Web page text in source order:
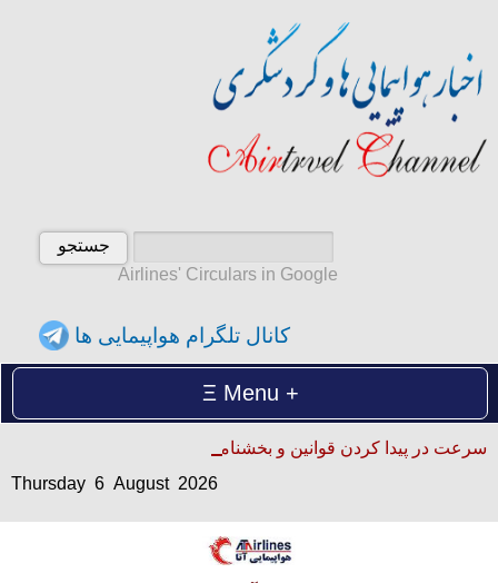
Airlines' Circulars in Google
کانال تلگرام هواپیمایی ها
Menu
سرعت در پیدا کردن قوانین و بخشنامه ها
Thursday 6 August 2026
Thursday 6 August 2026